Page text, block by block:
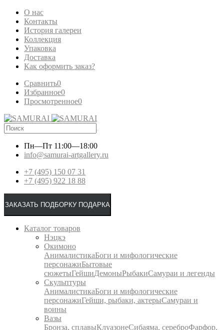
О нас
Контакты
История галереи
Коллекция
Упаковка
Доставка
Как оформить заказ?
Сравнить0
Избранное0
Просмотренное0
Пн—Пт 11:00—18:00
info@samurai-artgallery.ru
+7 (495) 150 07 31
+7 (495) 922 18 88
ЗАКАЗАТЬ ПОДБОРКУ ПОДАРКА
Каталог товаров
Нэцкэ
Окимоно
АнималистикаБоги и мифологические
персонажиБытовые
сюжетыГейшиДемоныРыбакиСамураи и легенды
Скульптуры
АнималистикаБоги и мифологические
персонажиГейши, рыбаки, актерыСамураи и
воины
Вазы
Бронза, сплавыКлуазонеСибаяма, сереброФарфор,